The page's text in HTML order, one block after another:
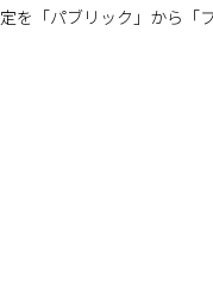
「パブリック」から「